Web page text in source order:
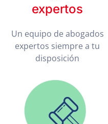
expertos
Un equipo de abogados
expertos siempre a tu
disposición